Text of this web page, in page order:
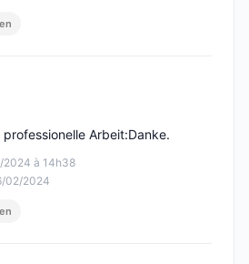
5
à 14h38
02/2024
Arbeit:Danke.